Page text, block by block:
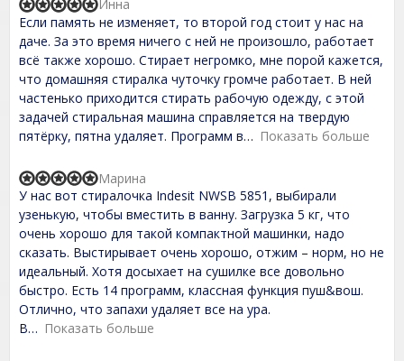
,
0
o
u
t
o
f
5
R
a
t
d
5
,
0
o
u
o
f
5
Если память не изменяет, то второй год стоит у нас на
даче. За это время ничего с ней не произошло, работает
всё также хорошо. Стирает негромко, мне порой кажется,
что домашняя стиралка чуточку громче работает. В ней
частенько приходится стирать рабочую одежду, с этой
задачей стиральная машина справляется на твердую
пятёрку, пятна удаляет. Программ в
Показать больше
Инна
R
a
t
e
d
5
,
0
o
u
t
У нас вот стиралочка Indesit NWSB 5851, выбирали
узенькую, чтобы вместить в ванну. Загрузка 5 кг, что
очень хорошо для такой компактной машинки, надо
сказать. Выстирывает очень хорошо, отжим – норм, но не
идеальный. Хотя досыхает на сушилке все довольно
быстро. Есть 14 программ, классная функция пуш&вош.
Отлично, что запахи удаляет все на ура.
В
Показать больше
Марина